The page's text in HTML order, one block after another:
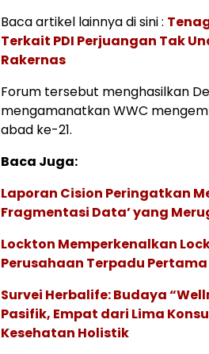
Baca artikel lainnya di sini :
Terkait PDI Perjuangan Tak
Rakernas
Forum tersebut menghasilkan
mengamanatkan WWC
abad ke-21.
Baca Juga:
Laporan Cision Peringatkan
Fragmentasi Data’ yang
Lockton Memperkenalkan
Perusahaan Terpadu
Survei Herbalife: Budaya
Pasifik, Empat dari Lima
Kesehatan Holistik